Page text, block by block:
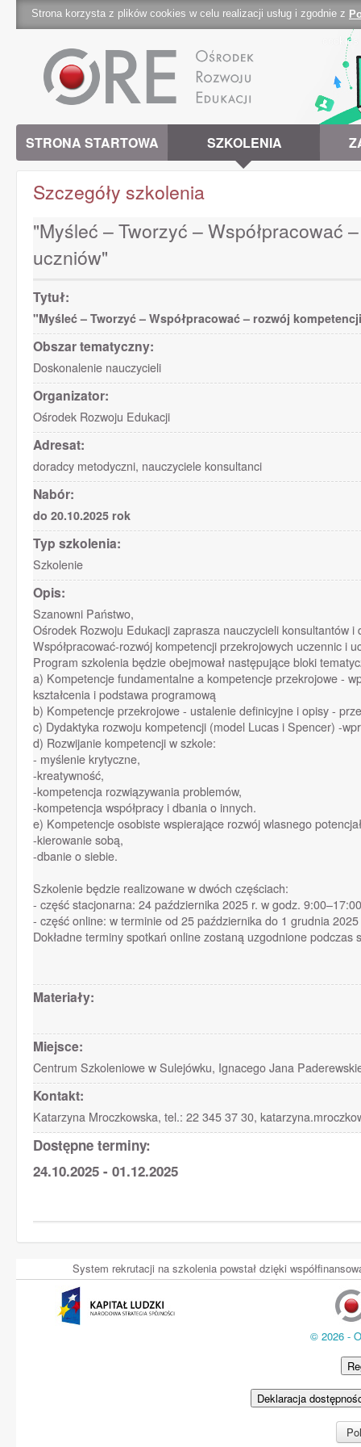
Strona korzysta z plików cookies w celu realizacji usług i zgodnie z
STRONA STARTOWA SZKOLENIA
Szczegóły szkolenia
"Myśleć – Tworzyć – Współpracować
uczniów"
Tytuł:
"Myśleć – Tworzyć – Współpracować – rozwój
Obszar tematyczny:
Doskonalenie nauczycieli
Organizator:
Ośrodek Rozwoju Edukacji
Adresat:
doradcy metodyczni, nauczyciele konsultanci
Nabór:
do 20.10.2025 rok
Typ szkolenia:
Szkolenie
Opis:
Szanowni Państwo,
Ośrodek Rozwoju Edukacji zaprasza nauczycieli konsultantów
Współpracować-rozwój kompetencji przekrojowych uczennic i
Program szkolenia będzie obejmował następujące bloki
a) Kompetencje fundamentalne a kompetencje przekrojowe -
kształcenia i podstawa programową
b) Kompetencje przekrojowe - ustalenie definicyjne i opisy -
c) Dydaktyka rozwoju kompetencji (model Lucas i Spencer) -
d) Rozwijanie kompetencji w szkole:
- myślenie krytyczne,
-kreatywność,
-kompetencja rozwiązywania problemów,
-kompetencja współpracy i dbania o innych.
e) Kompetencje osobiste wspierające rozwój wlasnego
-kierowanie sobą,
-dbanie o siebie.
Szkolenie będzie realizowane w dwóch częściach:
- część stacjonarna: 24 października 2025 r. w godz.
- część online: w terminie od 25 października do 1 grudnia
Dokładne terminy spotkań online zostaną uzgodnione
Materiały:
Miejsce:
Centrum Szkoleniowe w Sulejówku, Ignacego Jana
Kontakt:
Katarzyna Mroczkowska, tel.: 22 345 37 30,
Dostępne terminy:
24.10.2025 - 01.12.2025
System rekrutacji na szkolenia powstał dzięki
© 2026 -
Deklaracja